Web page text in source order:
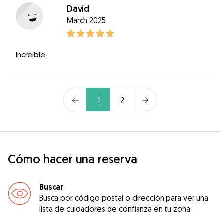
David
March 2025
Increíble.
1 2
Cómo hacer una reserva
Buscar
Busca por código postal o dirección para ver una
lista de cuidadores de confianza en tu zona.